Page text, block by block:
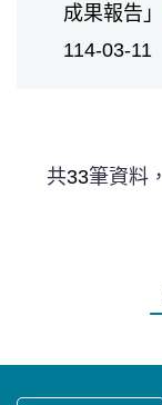
成果報告」
114-03-11
共33筆資料，